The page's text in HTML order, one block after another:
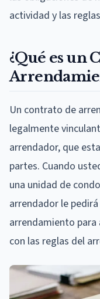
actividad y las
¿Qué es un
Un contrato de
legalmente
arrendador, que
partes. Cuando
una unidad de
arrendador le
arrendamiento para
con las reglas del